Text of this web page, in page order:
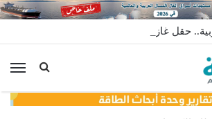
حقل غاز ضخم ينتظر قرارًا مصيريًا